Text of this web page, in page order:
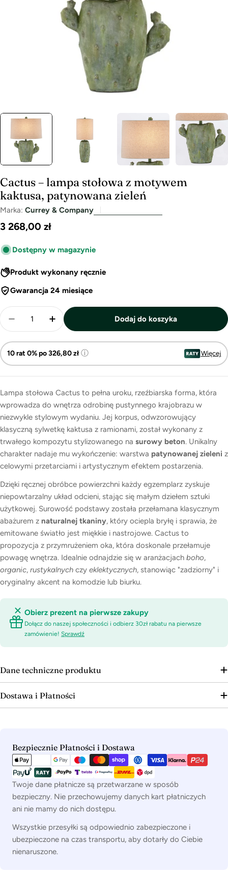
Cactus – lampa stołowa z motywem
kaktusa, patynowana zieleń
Marka: Currey & Company
Cena
3 268,00 zł
Dostępny w magazynie
Produkt wykonany ręcznie
Gwarancja 24 miesiące
Ilość
Zmniejsz ilość dla Cactus – lampa stołowa z
Zwiększ ilość dla Cactus – lampa
Dodaj do koszyka
10 rat 0% po 326,80 zł ⓘ Więcej
Lampa stołowa Cactus to pełna uroku, rzeźbiarska forma, która
wprowadza do wnętrza odrobinę pustynnego krajobrazu w
niezwykle stylowym wydaniu. Jej korpus, odwzorowujący
klasyczną sylwetkę kaktusa z ramionami, został wykonany z
trwałego kompozytu stylizowanego na surowy beton. Unikalny
charakter nadaje mu wykończenie: warstwa patynowanej zieleni z
celowymi przetarciami i artystycznym efektem postarzenia.
Dzięki ręcznej obróbce powierzchni każdy egzemplarz zyskuje
niepowtarzalny układ odcieni, stając się małym dziełem sztuki
użytkowej. Surowość podstawy została przełamana klasycznym
abażurem z naturalnej tkaniny, który ociepla bryłę i sprawia, że
emitowane światło jest miękkie i nastrojowe. Cactus to
propozycja z przymrużeniem oka, która doskonale przełamuje
powagę wnętrza. Idealnie odnajdzie się w aranżacjach boho,
organic, rustykalnych czy eklektycznych, stanowiąc "zadziorny" i
oryginalny akcent na komodzie lub biurku.
Obierz prezent na pierwsze zakupy
Dołącz do naszej społeczności i odbierz 30zł rabatu na pierwsze
zamówienie! Sprawdź
Dane techniczne produktu
Dostawa i Płatności
Bezpiecznie Płatności i Dostawa
Metody
płatności
Twoje dane płatnicze są przetwarzane w sposób
bezpieczny. Nie przechowujemy danych kart płatniczych
ani nie mamy do nich dostępu.
Wszystkie przesyłki są odpowiednio zabezpieczone i
ubezpieczone na czas transportu, aby dotarły do Ciebie
nienaruszone.